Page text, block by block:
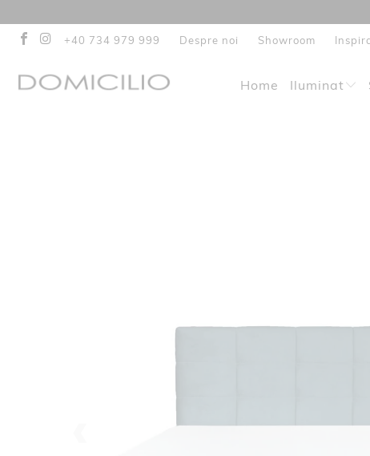
+40 734 979 999 Despre noi Showroom
Home Iluminat